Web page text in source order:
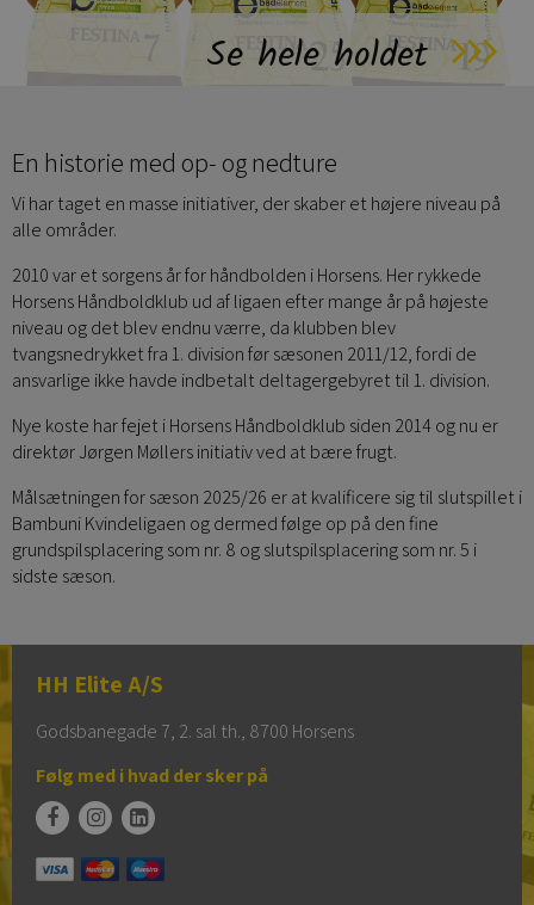
Se hele holdet
En historie med op- og nedture
Vi har taget en masse initiativer, der skaber et højere niveau på
alle områder.
2010 var et sorgens år for håndbolden i Horsens. Her rykkede
Horsens Håndboldklub ud af ligaen efter mange år på højeste
niveau og det blev endnu værre, da klubben blev
tvangsnedrykket fra 1. division før sæsonen 2011/12, fordi de
ansvarlige ikke havde indbetalt deltagergebyret til 1. division.
Nye koste har fejet i Horsens Håndboldklub siden 2014 og nu er
direktør Jørgen Møllers initiativ ved at bære frugt.
Målsætningen for sæson 2025/26 er at kvalificere sig til slutspillet i
Bambuni Kvindeligaen og dermed følge op på den fine
grundspilsplacering som nr. 8 og slutspilsplacering som nr. 5 i
sidste sæson.
HH Elite A/S
Godsbanegade 7, 2. sal th., 8700 Horsens
Følg med i hvad der sker på